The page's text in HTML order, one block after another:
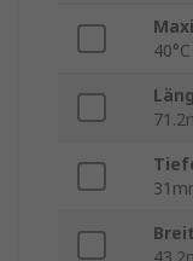
40°C